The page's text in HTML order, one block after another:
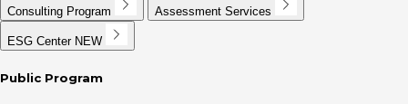
Consulting Program Assessment Services
ESG Center NEW
Public Program